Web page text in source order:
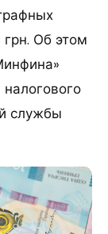
Об этом
службы